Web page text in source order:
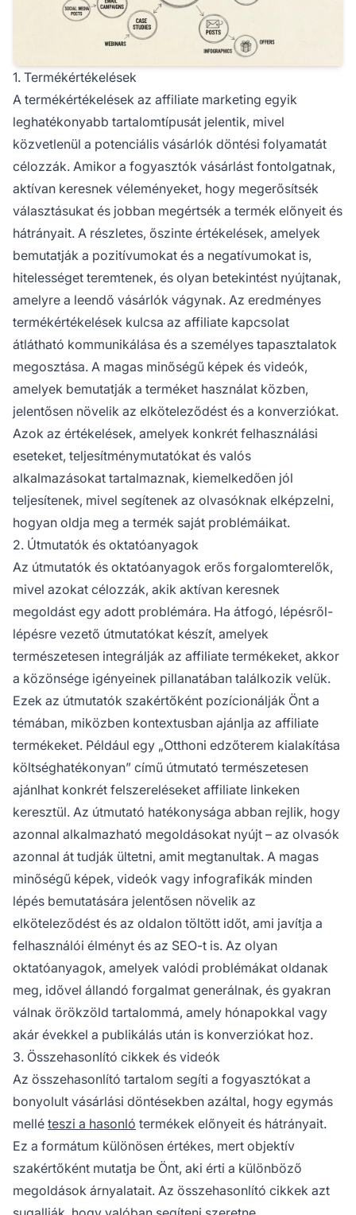
1. Termékértékelések
A termékértékelések az affiliate marketing egyik
leghatékonyabb tartalomtípusát jelentik, mivel
közvetlenül a potenciális vásárlók döntési folyamatát
célozzák. Amikor a fogyasztók vásárlást fontolgatnak,
aktívan keresnek véleményeket, hogy megerősítsék
választásukat és jobban megértsék a termék előnyeit és
hátrányait. A részletes, őszinte értékelések, amelyek
bemutatják a pozitívumokat és a negatívumokat is,
hitelességet teremtenek, és olyan betekintést nyújtanak,
amelyre a leendő vásárlók vágynak. Az eredményes
termékértékelések kulcsa az affiliate kapcsolat
átlátható kommunikálása és a személyes tapasztalatok
megosztása. A magas minőségű képek és videók,
amelyek bemutatják a terméket használat közben,
jelentősen növelik az elköteleződést és a konverziókat.
Azok az értékelések, amelyek konkrét felhasználási
eseteket, teljesítménymutatókat és valós
alkalmazásokat tartalmaznak, kiemelkedően jól
teljesítenek, mivel segítenek az olvasóknak elképzelni,
hogyan oldja meg a termék saját problémáikat.
2. Útmutatók és oktatóanyagok
Az útmutatók és oktatóanyagok erős forgalomterelők,
mivel azokat célozzák, akik aktívan keresnek
megoldást egy adott problémára. Ha átfogó, lépésről-
lépésre vezető útmutatókat készít, amelyek
természetesen integrálják az affiliate termékeket, akkor
a közönsége igényeinek pillanatában találkozik velük.
Ezek az útmutatók szakértőként pozícionálják Önt a
témában, miközben kontextusban ajánlja az affiliate
termékeket. Például egy „Otthoni edzőterem kialakítása
költséghatékonyan” című útmutató természetesen
ajánlhat konkrét felszereléseket affiliate linkeken
keresztül. Az útmutató hatékonysága abban rejlik, hogy
azonnal alkalmazható megoldásokat nyújt – az olvasók
azonnal át tudják ültetni, amit megtanultak. A magas
minőségű képek, videók vagy infografikák minden
lépés bemutatására jelentősen növelik az
elköteleződést és az oldalon töltött időt, ami javítja a
felhasználói élményt és az SEO-t is. Az olyan
oktatóanyagok, amelyek valódi problémákat oldanak
meg, idővel állandó forgalmat generálnak, és gyakran
válnak örökzöld tartalommá, amely hónapokkal vagy
akár évekkel a publikálás után is konverziókat hoz.
3. Összehasonlító cikkek és videók
Az összehasonlító tartalom segíti a fogyasztókat a
bonyolult vásárlási döntésekben azáltal, hogy egymás
mellé teszi a hasonló termékek előnyeit és hátrányait.
Ez a formátum különösen értékes, mert objektív
szakértőként mutatja be Önt, aki érti a különböző
megoldások árnyalatait. Az összehasonlító cikkek azt